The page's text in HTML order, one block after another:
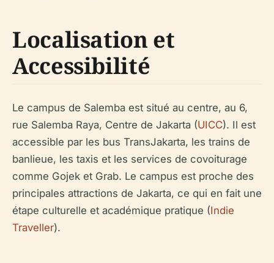
Localisation et
Accessibilité
Le campus de Salemba est situé au centre, au 6,
rue Salemba Raya, Centre de Jakarta (UICC). Il est
accessible par les bus TransJakarta, les trains de
banlieue, les taxis et les services de covoiturage
comme Gojek et Grab. Le campus est proche des
principales attractions de Jakarta, ce qui en fait une
étape culturelle et académique pratique (Indie
Traveller).